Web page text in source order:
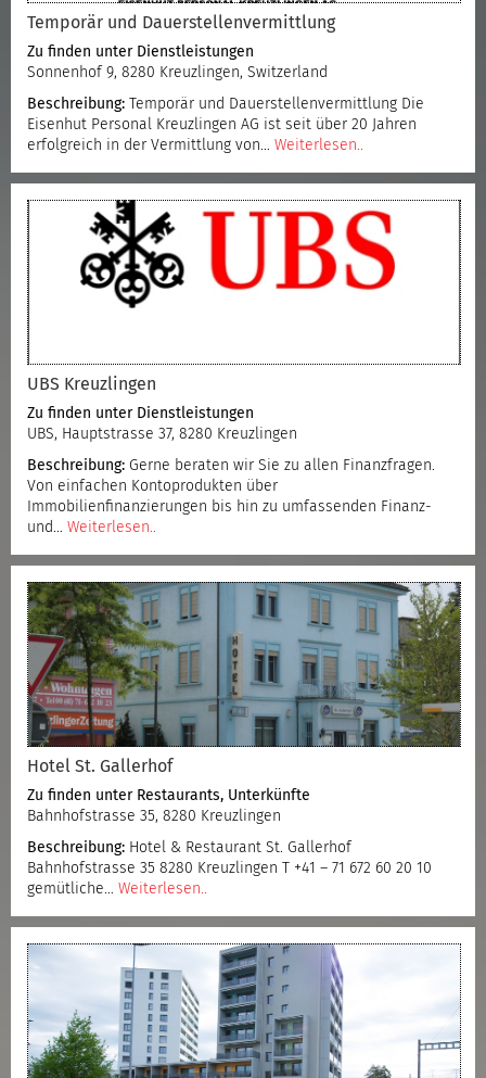
Temporär und Dauerstellenvermittlung
Zu finden unter Dienstleistungen
Sonnenhof 9, 8280 Kreuzlingen, Switzerland
Beschreibung: Temporär und Dauerstellenvermittlung Die
Eisenhut Personal Kreuzlingen AG ist seit über 20 Jahren
erfolgreich in der Vermittlung von… Weiterlesen..
UBS Kreuzlingen
Zu finden unter Dienstleistungen
UBS, Hauptstrasse 37, 8280 Kreuzlingen
Beschreibung: Gerne beraten wir Sie zu allen Finanzfragen.
Von einfachen Kontoprodukten über
Immobilienfinanzierungen bis hin zu umfassenden Finanz-
und… Weiterlesen..
Hotel St. Gallerhof
Zu finden unter Restaurants, Unterkünfte
Bahnhofstrasse 35, 8280 Kreuzlingen
Beschreibung: Hotel & Restaurant St. Gallerhof
Bahnhofstrasse 35 8280 Kreuzlingen T +41 – 71 672 60 20 10
gemütliche… Weiterlesen..